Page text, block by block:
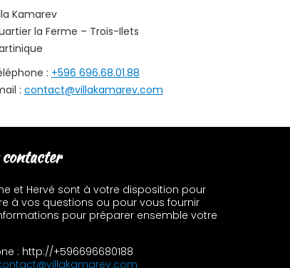
Kamarev
la Ferme – Trois-Ilets
: +596 696.68.01.88
: contact@villakamarev.com
contacter
et Hervé sont à votre disposition pour
à vos questions ou pour vous fournir
pour préparer ensemble votre
: http://+596696680188